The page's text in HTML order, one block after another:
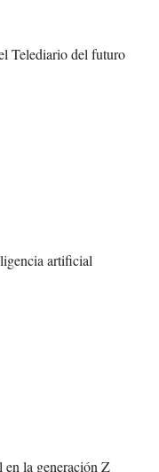
Telediario del futuro
artificial
la generación Z